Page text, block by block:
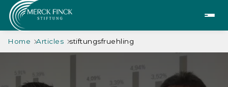
Home Articles stiftungsfruehling